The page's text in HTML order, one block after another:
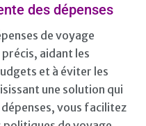
des dépenses
de voyage
aidant les
et à éviter les
une solution qui
vous facilitez